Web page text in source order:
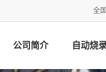
全
公司简介 自动烧